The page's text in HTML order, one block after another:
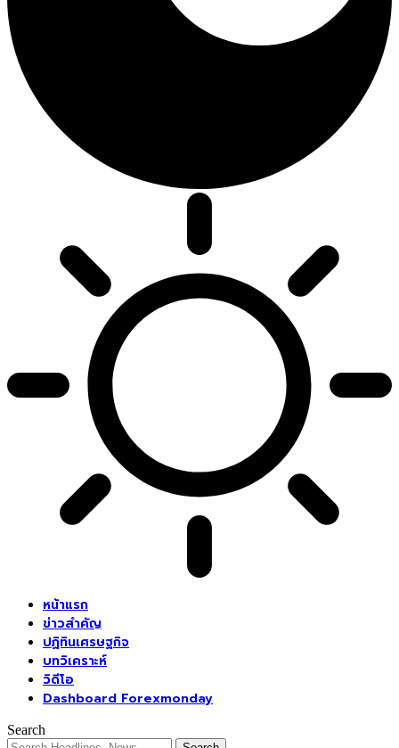
หน้าแรก
ข่าวสำคัญ
ปฏิทินเศรษฐกิจ
บทวิเคราะห์
วิดีโอ
Dashboard Forexmonday
Search